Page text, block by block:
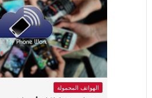
الهواتف المحمولة